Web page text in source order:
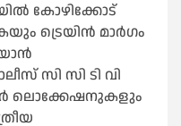
കോഴിക്കോട്
ട്രെയിന്‍ മാര്‍ഗം
സി സി ടി വി
ലൊക്കേഷനുകളും